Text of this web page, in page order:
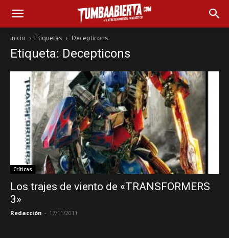
Inicio Etiquetas Decepticons
Etiqueta: Decepticons
Críticas
Los trajes de viento de «TRANSFORMERS
3»
Redacción - 17/11/2011